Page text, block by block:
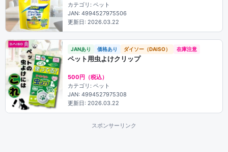
カテゴリ: ペット
JAN: 4994527975506
更新日: 2026.03.22
JANあり 価格あり ダイソー（DAISO） 在庫注意
ペット用虫よけクリップ
500円（税込）
カテゴリ: ペット
JAN: 4994527975308
更新日: 2026.03.22
スポンサーリンク